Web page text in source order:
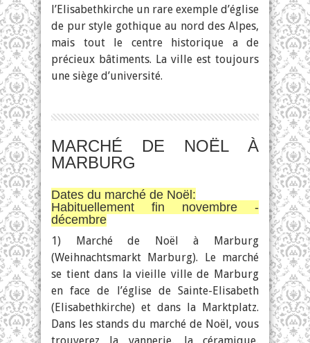
l’Elisabethkirche un rare exemple d’église
de pur style gothique au nord des Alpes,
mais tout le centre historique a de
précieux bâtiments. La ville est toujours
une siège d’université.
MARCHÉ DE NOËL À
MARBURG
Dates du marché de Noël:
Habituellement fin novembre -
décembre
1) Marché de Noël à Marburg
(Weihnachtsmarkt Marburg). Le marché
se tient dans la vieille ville de Marburg
en face de l’église de Sainte-Elisabeth
(Elisabethkirche) et dans la Marktplatz.
Dans les stands du marché de Noël, vous
trouverez la vannerie, la céramique,